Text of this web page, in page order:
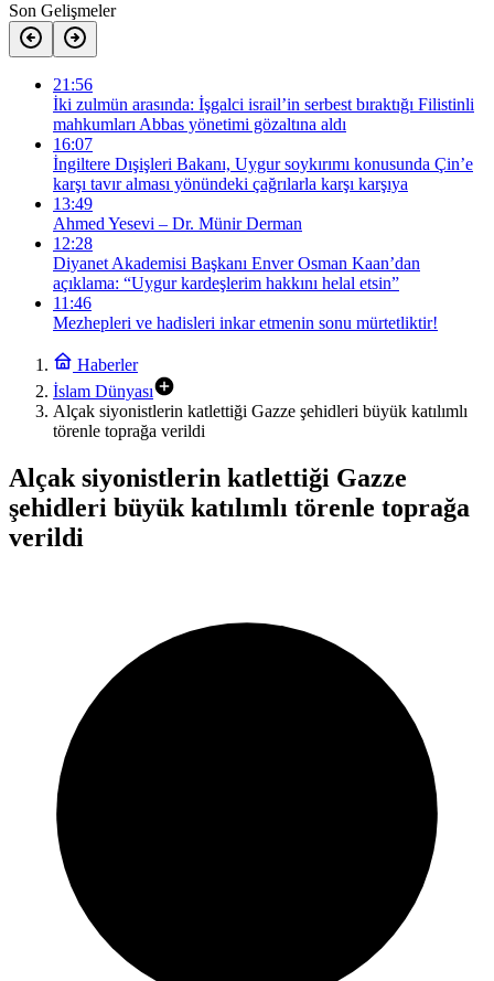
Son Gelişmeler
21:56
İki zulmün arasında: İşgalci israil’in serbest bıraktığı Filistinli
mahkumları Abbas yönetimi gözaltına aldı
16:07
İngiltere Dışişleri Bakanı, Uygur soykırımı konusunda Çin’e
karşı tavır alması yönündeki çağrılarla karşı karşıya
13:49
Ahmed Yesevi – Dr. Münir Derman
12:28
Diyanet Akademisi Başkanı Enver Osman Kaan’dan
açıklama: “Uygur kardeşlerim hakkını helal etsin”
11:46
Mezhepleri ve hadisleri inkar etmenin sonu mürtetliktir!
Haberler
İslam Dünyası
Alçak siyonistlerin katlettiği Gazze şehidleri büyük katılımlı
törenle toprağa verildi
Alçak siyonistlerin katlettiği Gazze
şehidleri büyük katılımlı törenle toprağa
verildi